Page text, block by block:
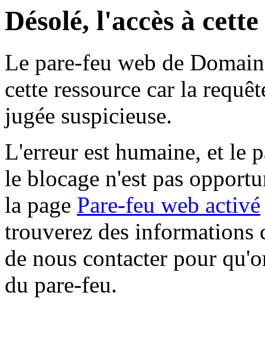
Désolé, l'accès à
Le pare-feu web de
cette ressource car la
jugée suspicieuse.
L'erreur est humaine, et le
le blocage n'est pas
la page Pare-feu web activé
trouverez des informations
de nous contacter pour
du pare-feu.